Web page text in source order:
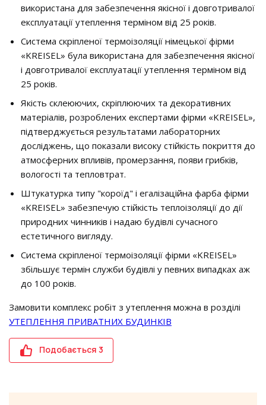
використана для забезпечення якісної і довготривалої
експлуатації утеплення терміном від 25 років.
Система скріпленої термоізоляції німецької фірми
«KREISEL» була використана для забезпечення якісної
і довготривалої експлуатації утеплення терміном від
25 років.
Якість склеюючих, скріплюючих та декоративних
матеріалів, розроблених експертами фірми «KREISEL»,
підтверджується результатами лабораторних
досліджень, що показали високу стійкість покриття до
атмосферних впливів, промерзання, появи грибків,
вологості та тепловтрат.
Штукатурка типу "короїд" і егалізаційна фарба фірми
«KREISEL» забезпечую стійкість теплоізоляції до дії
природних чинників і надаю будівлі сучасного
естетичного вигляду.
Система скріпленої термоізоляції фірми «KREISEL»
збільшує термін служби будівлі у певних випадках аж
до 100 років.
Замовити комплекс робіт з утеплення можна в розділі
УТЕПЛЕННЯ ПРИВАТНИХ БУДИНКІВ
Подобається 3